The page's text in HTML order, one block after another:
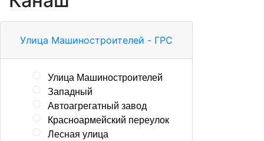
Улица Машиностроителей - ГРС
Улица Машиностроителей
Западный
Автоагрегатный завод
Красноармейский переулок
Лесная улица